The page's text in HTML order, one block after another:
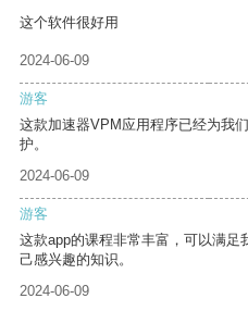
这个软件很好用
2024-06-09
游客
这款加速器VPM应用程序已经为我
护。
2024-06-09
游客
这款app的课程非常丰富，可以满足
己感兴趣的知识。
2024-06-09